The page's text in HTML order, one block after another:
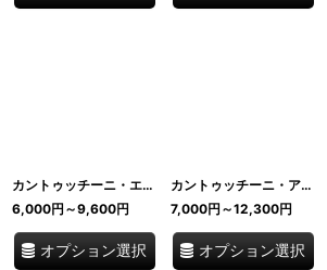
カントゥッチーニ・エキストラバージンオリーブオイル 250g トスカーナ伝統のカントゥッチ 直輸入 Antichi Dolci di Siena イタリア
6,000円 ～9,600円
オプション選択
カントゥッチーニ・アル・ピスタッキオ 250g トスカーナ伝統のカントゥッチ 地中海地域原産ピスタチオ 直輸入 Antichi Dolci di Siena イタリア
7,000円 ～12,300円
オプション選択